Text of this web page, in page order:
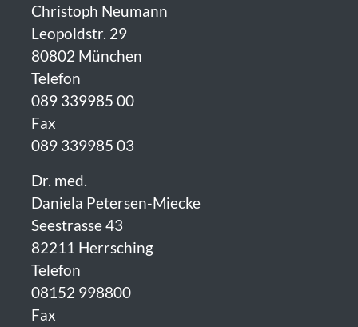
Christoph Neumann
Leopoldstr. 29
80802 München
Telefon
089 339985 00
Fax
089 339985 03
Dr. med.
Daniela Petersen-Miecke
Seestrasse 43
82211 Herrsching
Telefon
08152 998800
Fax